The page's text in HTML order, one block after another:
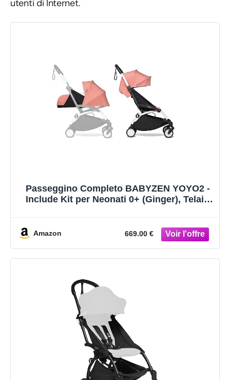
utenti di Internet.
Passeggino Completo BABYZEN YOYO2 -
Include Kit per Neonati 0+ (Ginger), Telaio
Amazon 669.00 €